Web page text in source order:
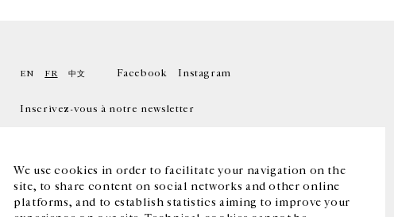
We use cookies in order to facilitate your navigation on the
site, to share content on social networks and other online
platforms, and to establish statistics aiming to improve your
EN FR 中文 Facebook Instagram
Inscrivez-vous à notre newsletter